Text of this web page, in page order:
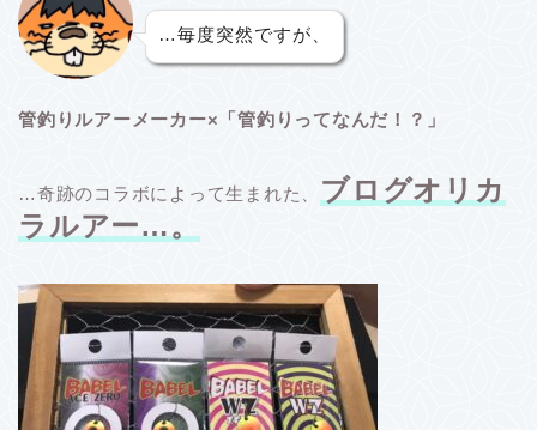
…毎度突然ですが、
管釣りルアーメーカー×「管釣りってなんだ！？」
…奇跡のコラボによって生まれた、
ブログオリカ
ラルアー…。